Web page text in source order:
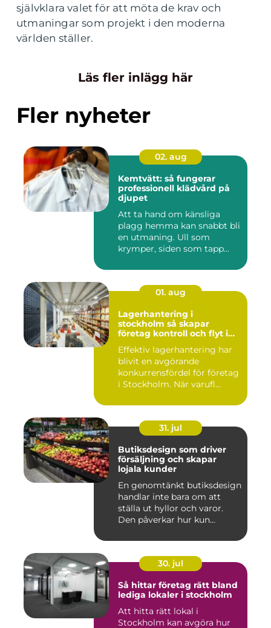
självklara valet för att möta de krav och
utmaningar som projekt i den moderna
världen ställer.
Läs fler inlägg här
Fler nyheter
02. aug
Kemtvätt: så fungerar
professionell klädvård på
djupet
Att ta hand om känsliga
plagg hemma kan snabbt bli
en utmaning. Ull som
krymper, siden som tapp...
01. aug
Lagerhantering i
stockholm så skapar
företag kontroll och flyt i
Effektiv lagerhantering har
blivit en avgörande
konkurrensfördel för företag
i Stockholm. När varufl...
31. jul
Butiksdesign som driver
försäljning och skapar
lojala kunder
En genomtänkt butiksdesign
handlar inte bara om att
ställa ut hyllor och varor.
Den påverkar hur kun...
30. jul
Så hittar företag rätt bland
lediga lokaler i stockholm
Att hitta rätt lokal i
Stockholm kan avgöra hur